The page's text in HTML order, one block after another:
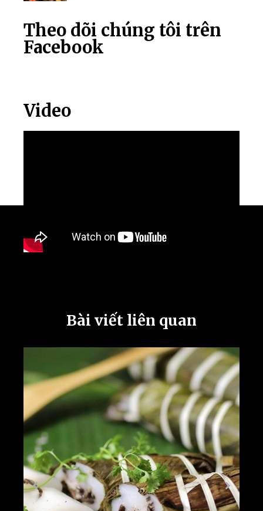
Theo dõi chúng tôi trên
Facebook
Video
Bài viết liên quan